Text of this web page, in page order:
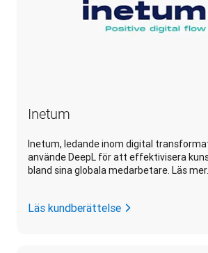
Inetum
Inetum, ledande inom digital
använde DeepL för att effektivisera
bland sina globala medarbetare. Läs mer.
Läs kundberättelse